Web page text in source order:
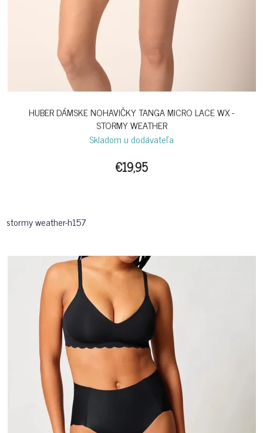
HUBER DÁMSKE NOHAVIČKY TANGA MICRO LACE WX -
STORMY WEATHER
Skladom u dodávateľa
€19,95
stormy weather-h157